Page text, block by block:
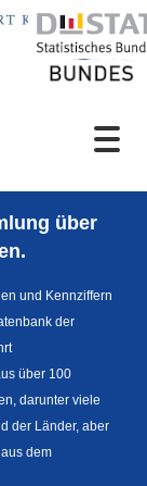
über
und Kennziffern
der
über 100
darunter viele
der Länder, aber
dem